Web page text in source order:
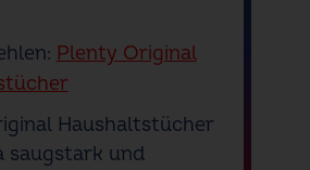
Plenty Original
Haushaltstücher
saugstark und